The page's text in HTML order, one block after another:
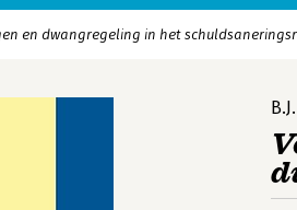
en dwangregeling in het